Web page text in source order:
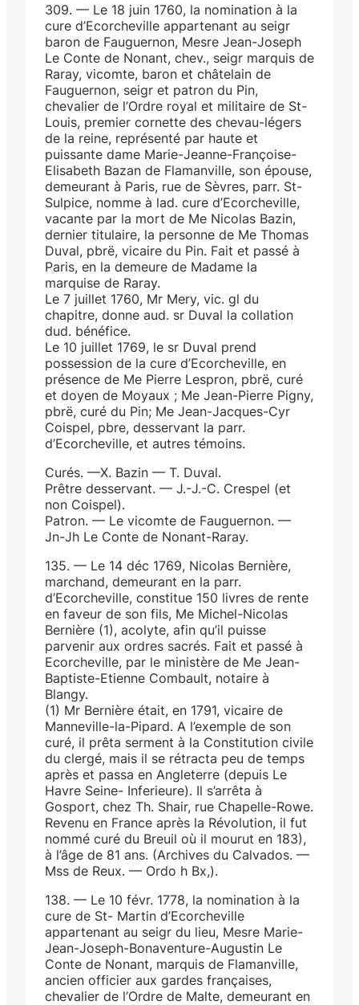
309. — Le 18 juin 1760, la nomination à la
cure d’Ecorcheville appartenant au seigr
baron de Fauguernon, Mesre Jean-Joseph
Le Conte de Nonant, chev., seigr marquis de
Raray, vicomte, baron et châtelain de
Fauguernon, seigr et patron du Pin,
chevalier de l’Ordre royal et militaire de St-
Louis, premier cornette des chevau-légers
de la reine, représenté par haute et
puissante dame Marie-Jeanne-Françoise-
Elisabeth Bazan de Flamanville, son épouse,
demeurant à Paris, rue de Sèvres, parr. St-
Sulpice, nomme à lad. cure d’Ecorcheville,
vacante par la mort de Me Nicolas Bazin,
dernier titulaire, la personne de Me Thomas
Duval, pbrë, vicaire du Pin. Fait et passé à
Paris, en la demeure de Madame la
marquise de Raray.
Le 7 juillet 1760, Mr Mery, vic. gl du
chapitre, donne aud. sr Duval la collation
dud. bénéfice.
Le 10 juillet 1769, le sr Duval prend
possession de la cure d’Ecorcheville, en
présence de Me Pierre Lespron, pbrë, curé
et doyen de Moyaux ; Me Jean-Pierre Pigny,
pbrë, curé du Pin; Me Jean-Jacques-Cyr
Coispel, pbre, desservant la parr.
d’Ecorcheville, et autres témoins.
Curés. —X. Bazin — T. Duval.
Prêtre desservant. — J.-J.-C. Crespel (et
non Coispel).
Patron. — Le vicomte de Fauguernon. —
Jn-Jh Le Conte de Nonant-Raray.
135. — Le 14 déc 1769, Nicolas Bernière,
marchand, demeurant en la parr.
d’Ecorcheville, constitue 150 livres de rente
en faveur de son fils, Me Michel-Nicolas
Bernière (1), acolyte, afin qu’il puisse
parvenir aux ordres sacrés. Fait et passé à
Ecorcheville, par le ministère de Me Jean-
Baptiste-Etienne Combault, notaire à
Blangy.
(1) Mr Bernière était, en 1791, vicaire de
Manneville-la-Pipard. A l’exemple de son
curé, il prêta serment à la Constitution civile
du clergé, mais il se rétracta peu de temps
après et passa en Angleterre (depuis Le
Havre Seine- Inferieure). Il s’arrêta à
Gosport, chez Th. Shair, rue Chapelle-Rowe.
Revenu en France après la Révolution, il fut
nommé curé du Breuil où il mourut en 183),
à l’âge de 81 ans. (Archives du Calvados. —
Mss de Reux. — Ordo h Bx,).
138. — Le 10 févr. 1778, la nomination à la
cure de St- Martin d’Ecorcheville
appartenant au seigr du lieu, Mesre Marie-
Jean-Joseph-Bonaventure-Augustin Le
Conte de Nonant, marquis de Flamanville,
ancien officier aux gardes françaises,
chevalier de l’Ordre de Malte, demeurant en